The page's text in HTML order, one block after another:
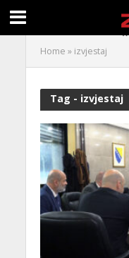
Home » izvjestaj
Tag - izvjestaj